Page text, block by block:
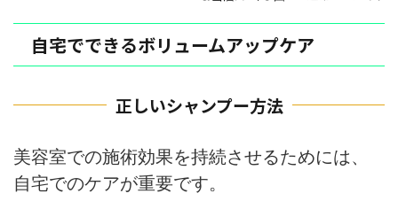
自宅でできるボリュームアップケア
正しいシャンプー方法
美容室での施術効果を持続させるためには、
自宅でのケアが重要です。